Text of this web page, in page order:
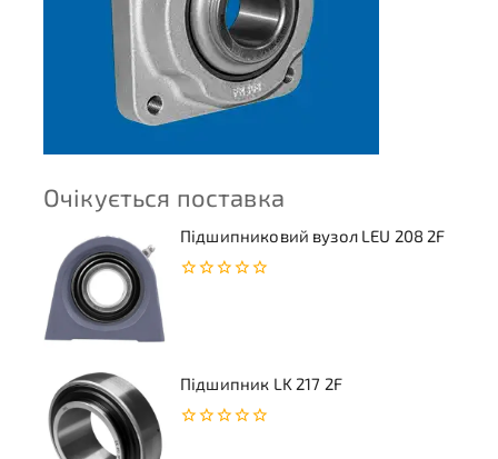
Очікується поставка
Підшипниковий вузол LEU 208 2F
Підшипник LK 217 2F